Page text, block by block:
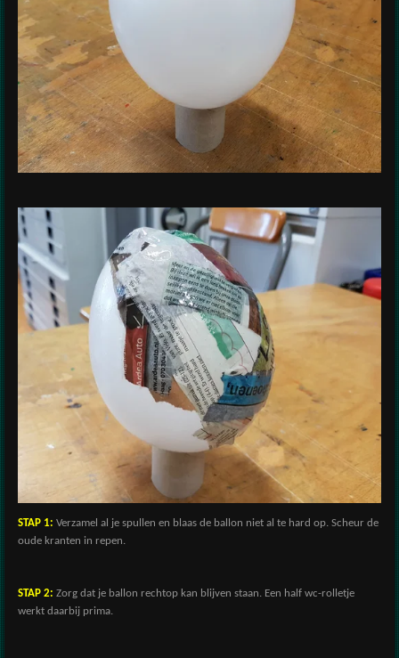
STAP 1: Verzamel al je spullen en blaas de ballon niet al te hard op. Scheur de
oude kranten in repen.
STAP 2: Zorg dat je ballon rechtop kan blijven staan. Een half wc-rolletje
werkt daarbij prima.